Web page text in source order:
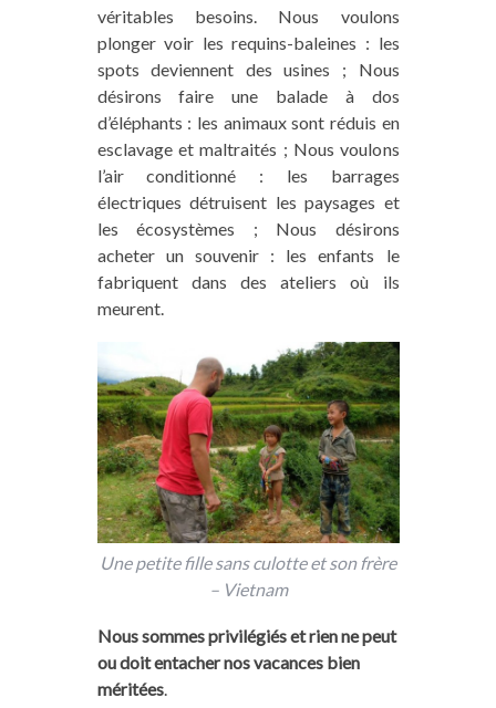
véritables besoins. Nous voulons
plonger voir les requins-baleines : les
spots deviennent des usines ; Nous
désirons faire une balade à dos
d’éléphants : les animaux sont réduis en
esclavage et maltraités ; Nous voulons
l’air conditionné : les barrages
électriques détruisent les paysages et
les écosystèmes ; Nous désirons
acheter un souvenir : les enfants le
fabriquent dans des ateliers où ils
meurent.
Une petite fille sans culotte et son frère
– Vietnam
Nous sommes privilégiés et rien ne peut
ou doit entacher nos vacances bien
méritées.